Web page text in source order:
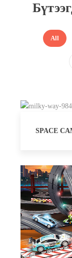
All
SPACE